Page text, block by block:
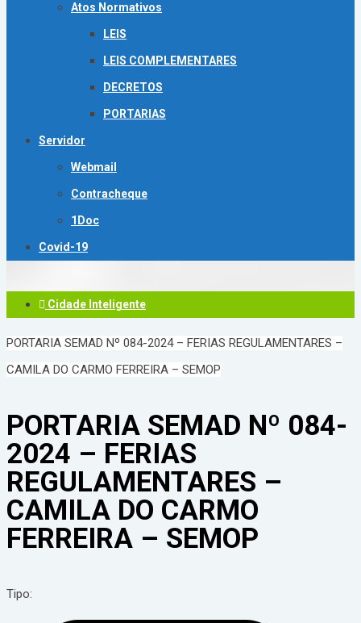
Atos Normativos
LEIS
LEIS COMPLEMENTARES
DECRETOS
PORTARIAS
Servidor
Webmail
Contracheque
1Doc
Covid-19
Cidade Inteligente
PORTARIA SEMAD Nº 084-2024 – FERIAS REGULAMENTARES –
CAMILA DO CARMO FERREIRA – SEMOP
PORTARIA SEMAD Nº 084-
2024 – FERIAS
REGULAMENTARES –
CAMILA DO CARMO
FERREIRA – SEMOP
Tipo: